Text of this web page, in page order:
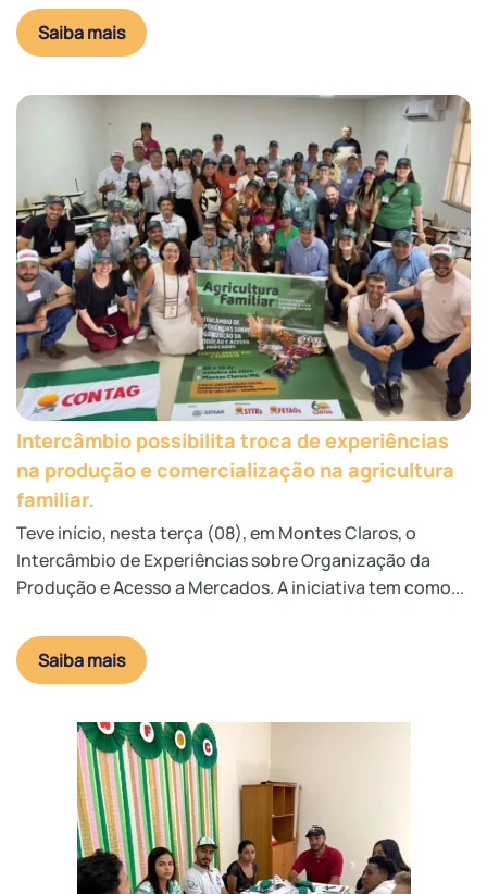
Saiba mais
Intercâmbio possibilita troca de experiências
na produção e comercialização na agricultura
familiar.
Teve início, nesta terça (08), em Montes Claros, o
Intercâmbio de Experiências sobre Organização da
Produção e Acesso a Mercados. A iniciativa tem como...
Saiba mais